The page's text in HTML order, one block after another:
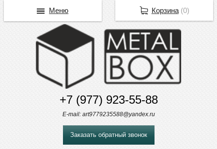
+7 (977) 923-55-88
E-mail: art9779235588@yandex.ru
Заказать обратный звонок
Корзина(0)
Меню